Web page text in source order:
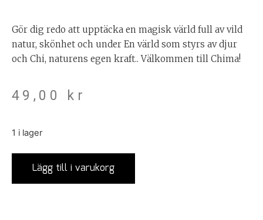
Gör dig redo att upptäcka en magisk värld full av vild
natur, skönhet och under En värld som styrs av djur
och Chi, naturens egen kraft.. Välkommen till Chima!
49,00 kr
1 i lager
Lägg till i varukorg